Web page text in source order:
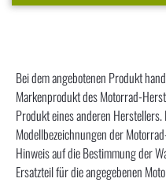
Bei dem angebotenen Produkt
Markenprodukt des Motorrad-
Produkt eines anderen
Modellbezeichnungen der
Hinweis auf die Bestimmung der
Ersatzteil für die angegebenen